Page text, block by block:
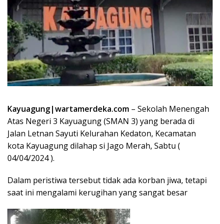
Kayuagung|wartamerdeka.com – Sekolah Menengah
Atas Negeri 3 Kayuagung (SMAN 3) yang berada di
Jalan Letnan Sayuti Kelurahan Kedaton, Kecamatan
kota Kayuagung dilahap si Jago Merah, Sabtu (
04/04/2024 ).
Dalam peristiwa tersebut tidak ada korban jiwa, tetapi
saat ini mengalami kerugihan yang sangat besar